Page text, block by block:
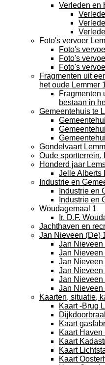
Verleden en
Foto's vervoer
Foto's
Foto's
Foto's
Fragmenten uit
het oude Lemmer
Fragmenten
bestaan in
Gemeentehuis te
Gondelvaart
Oude sportterrein,
Honderd jaar
Jelle Alberts
Industrie en
Industrie en
Industrie en
Woudagemaal 1
Ir. D.F.
Jachthaven en
Jan Nieveen (De)
Jan Nieveen
Jan Nieveen
Jan Nieveen
Jan Nieveen
Jan Nieveen
Jan Nieveen
Kaarten, situatie,
Kaart -Brug
Kaart
Kaart Haven
Kaart
Kaart
Kaart